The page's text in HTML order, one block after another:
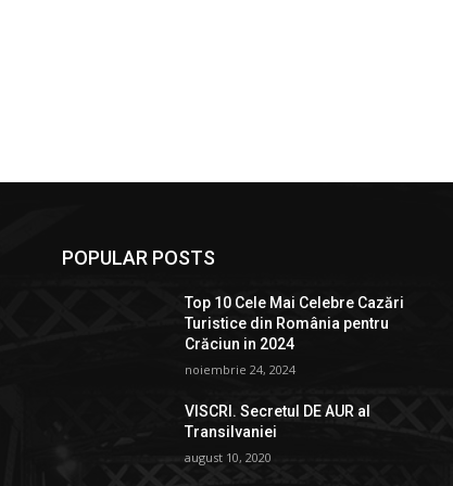
POPULAR POSTS
Top 10 Cele Mai Celebre Cazări
Turistice din România pentru
Crăciun in 2024
noiembrie 24, 2024
VISCRI. Secretul DE AUR al
Transilvaniei
august 10, 2020